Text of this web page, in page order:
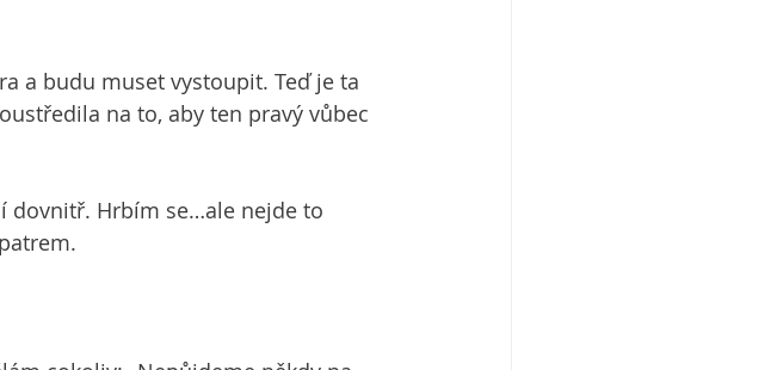
a budu muset vystoupit. Teď je ta
na to, aby ten pravý vůbec
dovnitř. Hrbím se…ale nejde to